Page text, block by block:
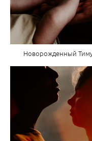
Новорожденный